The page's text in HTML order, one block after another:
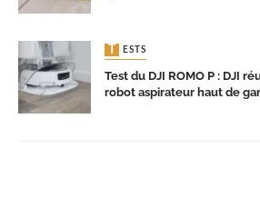
TESTS
Test du DJI ROMO P : DJI
robot aspirateur haut de